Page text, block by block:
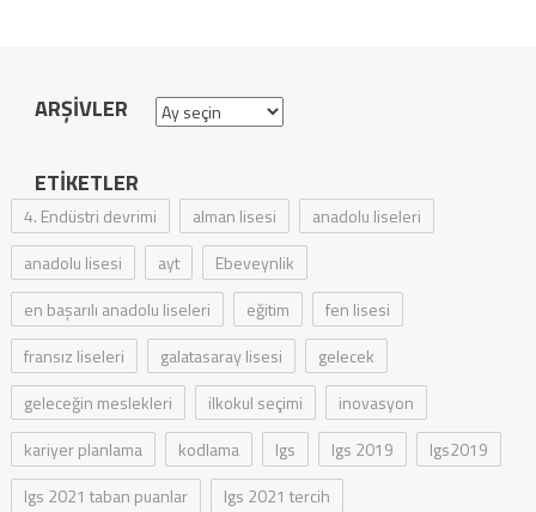
ARŞIVLER Arşivler
ETIKETLER
4. Endüstri devrimi alman lisesi
anadolu liseleri
anadolu lisesi
ayt
Ebeveynlik
en başarılı anadolu liseleri
eğitim
fen lisesi
fransız liseleri
galatasaray lisesi
gelecek
geleceğin meslekleri
ilkokul seçimi
inovasyon
kariyer planlama
kodlama lgs lgs 2019
lgs2019
lgs 2021 taban puanlar
lgs 2021 tercih